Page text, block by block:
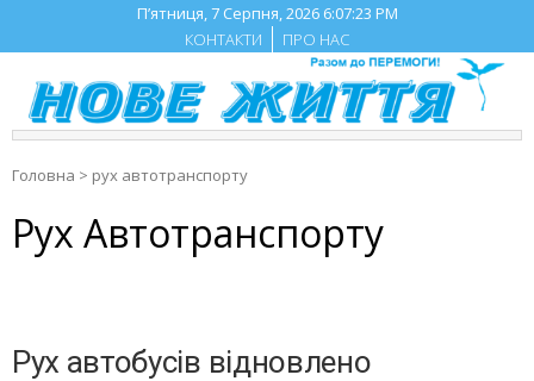
content
П’ятниця, 7 Серпня, 2026 6:07:24 PM
КОНТАКТИ
ПРО НАС
Головна > рух автотранспорту
Рух Автотранспорту
Рух автобусів відновлено